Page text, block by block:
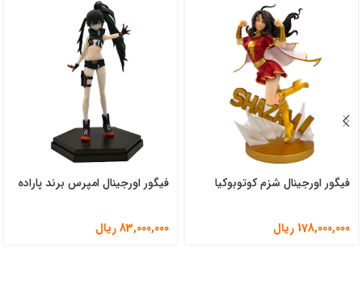
فیگور اورجینال شزم کوتوبوکیا
178,000,000 ریال
فیگور اورجینال امپرس برند پاراده
83,000,000ریال